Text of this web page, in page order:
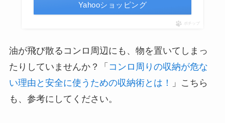
Yahooショッピング
ポチップ
油が飛び散るコンロ周辺にも、物を置いてしまっ
たりしていませんか？「 コンロ周りの収納が危な
い理由と安全に使うための収納術とは！
」こちら
も、参考にしてください。